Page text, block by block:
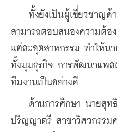
ทั้งยังเป็นผู้เชี่ยวชาญด้า
สามารถตอบสนองความต้อ
แต่ละอุตสาหกรรม ทำให้น
ทั้งมุมธุรกิจ การพัฒนาแพล
ทีมงานเป็นอย่างดี
ด้านการศึกษา นายสุทธิ
ปริญญาตรี สาขาวิศวกรรม